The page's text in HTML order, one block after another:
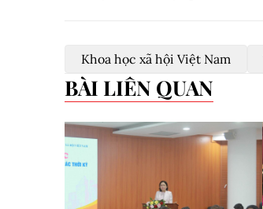
Khoa học xã hội Việt Nam
BÀI LIÊN QUAN